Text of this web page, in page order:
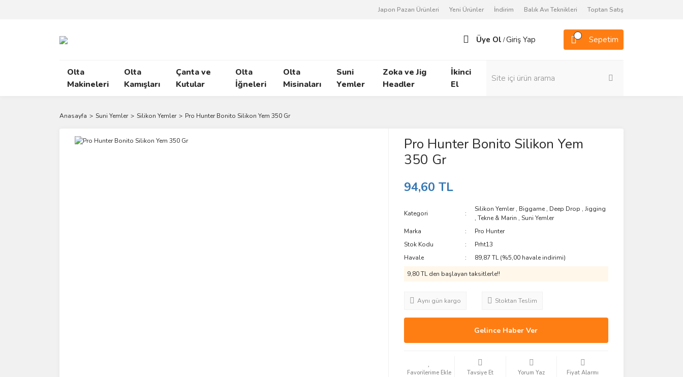
Japon Pazarı Ürünleri Yeni Ürünler İndirim Balık Avı Teknikleri Toptan Satış
Üye Ol /Giriş Yap Sepetim
Olta
Makineleri
Olta
Kamışları
Çanta ve
Kutular
Olta
İğneleri
Olta
Misinaları
Suni
Yemler
Zoka ve Jig
Headler
İkinci
El
Anasayfa Suni Yemler Silikon Yemler Pro Hunter Bonito Silikon Yem 350 Gr
Pro Hunter Bonito Silikon Yem
350 Gr
94,60 TL
Kategori
Silikon Yemler, Biggame , Deep Drop ,Jigging
,Tekne & Marin ,Suni Yemler
Marka
Pro Hunter
Stok Kodu
Prht13
Havale
89,87 TL (%5,00 havale indirimi)
9,80 TL den başlayan taksitlerle!!
Aynı gün kargo Stoktan Teslim
Gelince Haber Ver
Tavsiye Et Yorum Yaz Fiyat Alarmı